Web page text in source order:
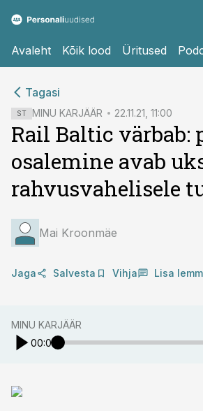
Avaleht Kõik lood Üritused
Tagasi
ST MINU KARJÄÄR 22.11.21, 11:00
Rail Baltic värbab:
osalemine avab
rahvusvahelisele
Mai Kroonmäe
Jaga Salvesta Vihja Lisa
MINU KARJÄÄR
00:00